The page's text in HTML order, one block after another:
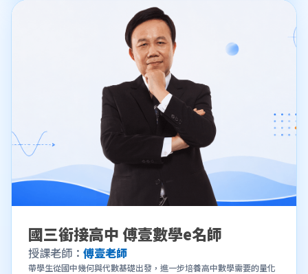
國三銜接高中 傅壹數學e名師
授課老師： 傅壹老師
帶學生從國中幾何與代數基礎出發，進一步培養高中數學需要的量化